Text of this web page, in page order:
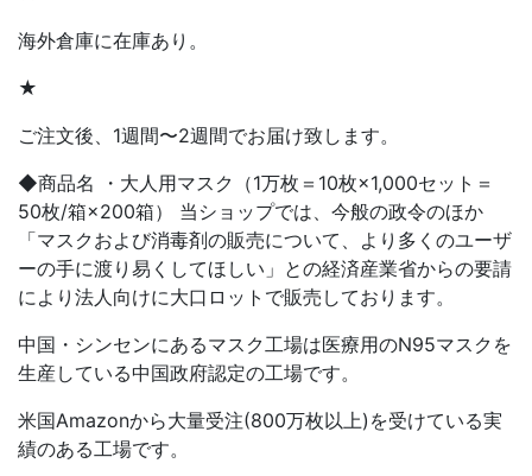
海外倉庫に在庫あり。
★
ご注文後、1週間〜2週間でお届け致します。
◆商品名 ・大人用マスク（1万枚＝10枚×1,000セット＝
50枚/箱×200箱） 当ショップでは、今般の政令のほか
「マスクおよび消毒剤の販売について、より多くのユーザ
ーの手に渡り易くしてほしい」との経済産業省からの要請
により法人向けに大口ロットで販売しております。
中国・シンセンにあるマスク工場は医療用のN95マスクを
生産している中国政府認定の工場です。
米国Amazonから大量受注(800万枚以上)を受けている実
績のある工場です。